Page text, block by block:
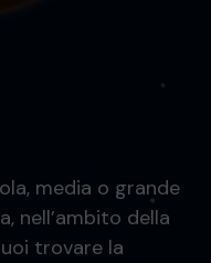
media o grande
nell’ambito della
trovare la